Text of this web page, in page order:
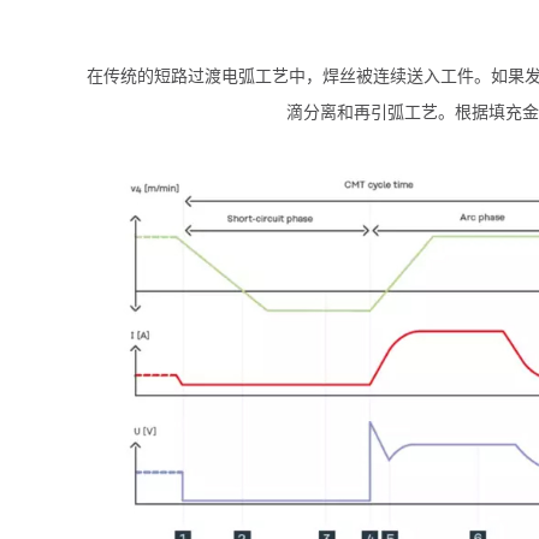
在传统的短路过渡电弧工艺中，焊丝被连续送入工件。如果
滴分离和再引弧工艺。根据填充